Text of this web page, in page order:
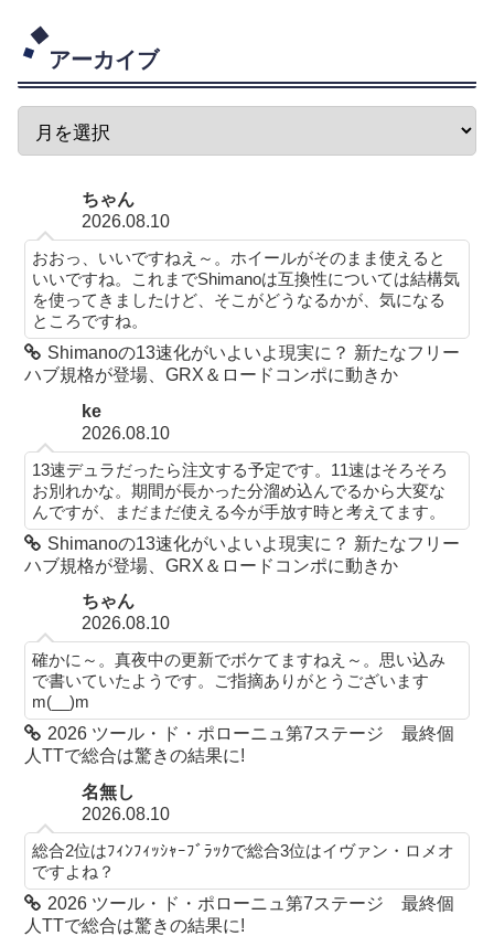
アーカイブ
ちゃん
2026.08.10
おおっ、いいですねえ～。ホイールがそのまま使えると
いいですね。これまでShimanoは互換性については結構気
を使ってきましたけど、そこがどうなるかが、気になる
ところですね。
Shimanoの13速化がいよいよ現実に？ 新たなフリー
ハブ規格が登場、GRX＆ロードコンポに動きか
ke
2026.08.10
13速デュラだったら注文する予定です。11速はそろそろ
お別れかな。期間が長かった分溜め込んでるから大変な
んですが、まだまだ使える今が手放す時と考えてます。
Shimanoの13速化がいよいよ現実に？ 新たなフリー
ハブ規格が登場、GRX＆ロードコンポに動きか
ちゃん
2026.08.10
確かに～。真夜中の更新でボケてますねえ～。思い込み
で書いていたようです。ご指摘ありがとうございます
m(__)m
2026 ツール・ド・ポローニュ第7ステージ 最終個
人TTで総合は驚きの結果に!
名無し
2026.08.10
総合2位はﾌｨﾝﾌｨｯｼｬｰﾌﾞﾗｯｸで総合3位はイヴァン・ロメオ
ですよね？
2026 ツール・ド・ポローニュ第7ステージ 最終個
人TTで総合は驚きの結果に!